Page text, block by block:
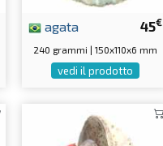
45€
agata
240 grammi | 150x110x6 mm
vedi il prodotto